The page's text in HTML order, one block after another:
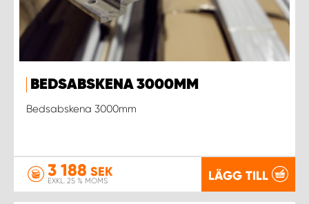
BEDSABSKENA 3000MM
Bedsabskena 3000mm
3 188 SEK
EXKL. 25 % MOMS LÄGG TILL